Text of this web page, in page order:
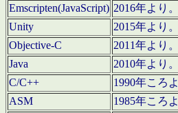
Emscripten(JavaScript) 2016年より。
Unity
2015年より
Objective-C
2011年より
Java
2010年より
C/C++
1990年ころ
ASM
1985年ころ